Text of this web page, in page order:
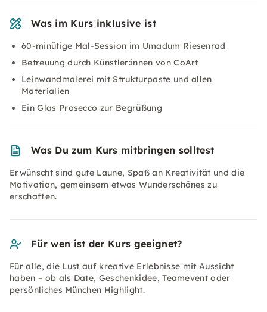
Was im Kurs inklusive ist
60-minütige Mal-Session im Umadum Riesenrad
Betreuung durch Künstler:innen von CoArt
Leinwandmalerei mit Strukturpaste und allen
Materialien
Ein Glas Prosecco zur Begrüßung
Was Du zum Kurs mitbringen solltest
Erwünscht sind gute Laune, Spaß an Kreativität und die
Motivation, gemeinsam etwas Wunderschönes zu
erschaffen.
Für wen ist der Kurs geeignet?
Für alle, die Lust auf kreative Erlebnisse mit Aussicht
haben – ob als Date, Geschenkidee, Teamevent oder
persönliches München Highlight.